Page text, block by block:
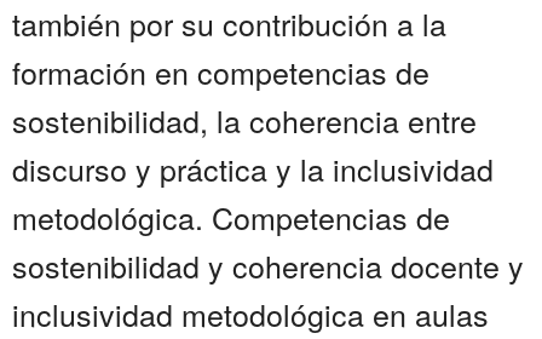
también por su contribución a la
formación en competencias de
sostenibilidad, la coherencia entre
discurso y práctica y la inclusividad
metodológica. Competencias de
sostenibilidad y coherencia docente y
inclusividad metodológica en aulas